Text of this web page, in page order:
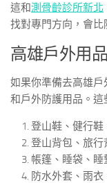
這和測骨齡診所新北
找對專門方向，會比
高雄戶外用
如果你準備去高雄
和戶外防護用品。這
登山鞋、健行鞋
登山背包、旅行
帳篷、睡袋、睡
防水外套、雨衣